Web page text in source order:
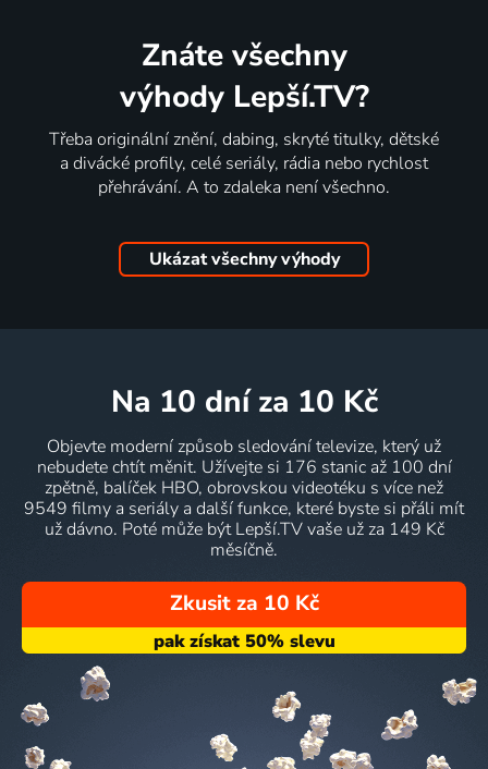
Znáte všechny
výhody Lepší.TV?
Třeba originální znění, dabing, skryté titulky, dětské
a divácké profily, celé seriály, rádia nebo rychlost
přehrávání. A to zdaleka není všechno.
Ukázat všechny výhody
na 10 dní za 10 Kč
Objevte moderní způsob sledování televize, který už
nebudete chtít měnit. Užívejte si 176 stanic až 100 dní
zpětně, balíček HBO, obrovskou videotéku s více než
9549 filmy a seriály a další funkce, které byste si přáli mít
už dávno. Poté může být Lepší.TV vaše už za 149 Kč
měsíčně.
Zkusit za 10 Kč